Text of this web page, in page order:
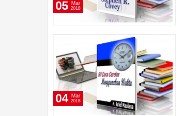
05 Mar
2018
04 Mar
2018